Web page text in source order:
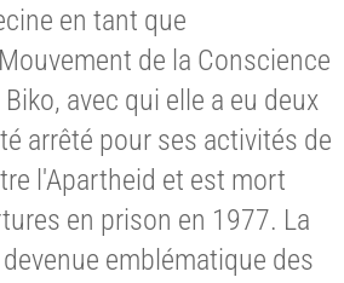
en tant que
de la Conscience
avec qui elle a eu deux
arrêté pour ses activités de
l'Apartheid et est mort
en prison en 1977. La
emblématique des